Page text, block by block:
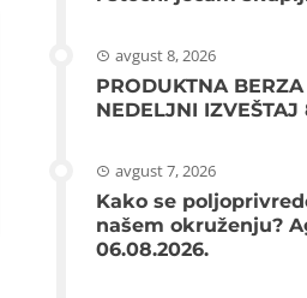
avgust 8, 2026
PRODUKTNA
NEDELJNI IZVEŠTAJ
avgust 7, 2026
Kako se
našem okruženju?
06.08.2026.